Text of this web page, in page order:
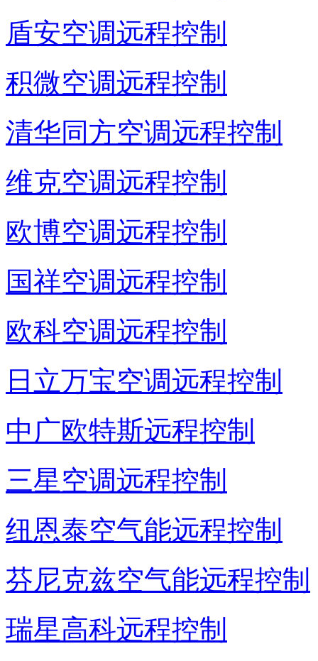
盾安空调远程控制
积微空调远程控制
清华同方空调远程控制
维克空调远程控制
欧博空调远程控制
国祥空调远程控制
欧科空调远程控制
日立万宝空调远程控制
中广欧特斯远程控制
三星空调远程控制
纽恩泰空气能远程控制
芬尼克兹空气能远程控制
瑞星高科远程控制